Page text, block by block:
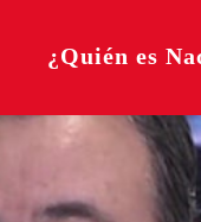
¿Quién es